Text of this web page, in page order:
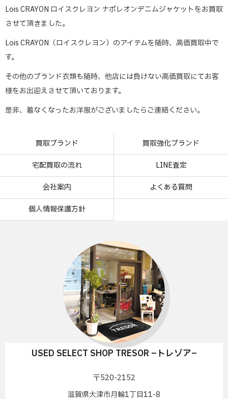
Lois CRAYON ロイスクレヨン ナポレオンデニムジャケットをお買取
させて頂きました。
Lois CRAYON（ロイスクレヨン）のアイテムを随時、高価買取中で
す。
その他のブランド衣類も随時、他店には負けない高価買取にてお客
様をお出迎えさせて頂いております。
是非、着なくなったお洋服がございましたらご連絡ください。
買取ブランド 買取強化ブランド
宅配買取の流れ LINE査定
会社案内 よくある質問
個人情報保護方針
USED SELECT SHOP TRESOR –トレゾア–
〒520-2152
滋賀県大津市月輪1丁目11-8